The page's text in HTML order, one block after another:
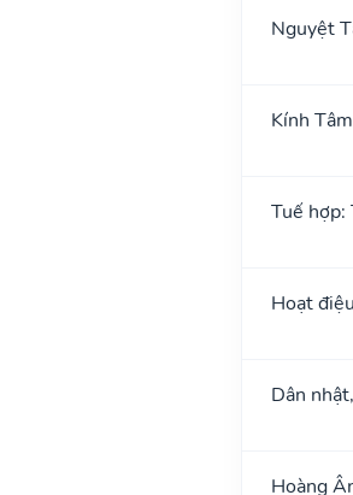
Nguyệt
Kính
Tuế hợp:
Hoạt
Dân
Hoàng